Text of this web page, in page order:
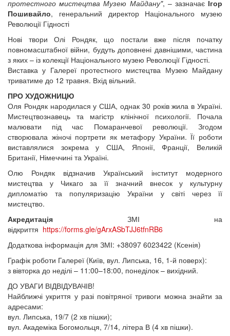
протестного мистецтва Музею Майдану", – зазначаєІгор
Пошивайло, генеральний директор Національного музею
Революції Гідності
Нові твори Олі Рондяк, що постали вже після початку
повномасштабної війни, будуть доповнені давнішими, частина
з яких – із колекції Національного музею Революції Гідності.
Виставка у Галереї протестного мистецтва Музею Майдану
триватиме до 12 травня. Вхід вільний.
ПРО ХУДОЖНИЦЮ
Оля Рондяк народилася у США, однак 30 років жила в Україні.
Мистецтвознавець та магістр клінічної психології. Почала
малювати під час Помаранчевої революції. Згодом
створювала жіночі портрети як метафору України. Її роботи
виставлялися зокрема у США, Японії, Франції, Великій
Британії, Німеччині та Україні.
Олю Рондяк відзначив Український інститут модерного
мистецтва у Чикаго за її значний внесок у культурну
дипломатію та популяризацію України у світі через її
мистецтво.
Акредитація ЗМІ на
відкриття https://forms.gle/gArxASbTJJ6tfnRB6
Додаткова інформація для ЗМІ: +38097 6023422 (Ксенія)
Графік роботи Галереї (Київ, вул. Липська, 16, 1-й поверх):
з вівторка до неділі – 11:00–18:00, понеділок – вихідний.
ДО УВАГИ ВІДВІДУВАЧІВ!
Найближчі укриття у разі повітряної тривоги можна знайти за
адресами:
вул. Липська, 19/7 (2 хв пішки);
вул. Академіка Богомольця, 7/14, літера В (4 хв пішки).